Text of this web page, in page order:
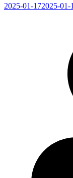
2025-01-172025-01-